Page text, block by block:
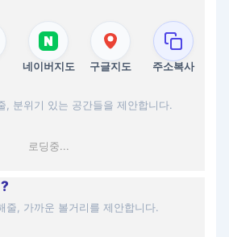
네이버지도 구글지도 주소복사
, 분위기 있는 공간들을 제안합니다.
로딩중...
줄, 가까운 볼거리를 제안합니다.